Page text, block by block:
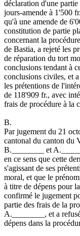
déclaration d'une
jours-amende à 1'500
qu'à une amende de
constitution de partie
concernant la
de Bastia, a rejeté les
de réparation du tort
conclusions tendant à
conclusions civiles, et
les prétentions de
de 118'909 fr., avec
frais de procédure à la
B.
Par jugement du 21
cantonal du canton du
B.________ et
en ce sens que cette
s'agissant de ses
moral, et que le
à titre de dépens pour
confirmé le jugement
partie des frais de la
A.________, et a
dépens dans la